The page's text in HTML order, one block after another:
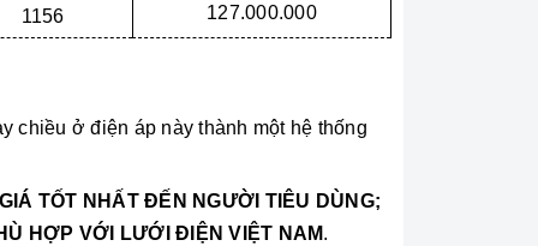
1156 127.000.000
chiều ở điện áp này thành một hệ thống
TỐT NHẤT ĐẾN NGƯỜI TIÊU DÙNG;
HỢP VỚI LƯỚI ĐIỆN VIỆT NAM.